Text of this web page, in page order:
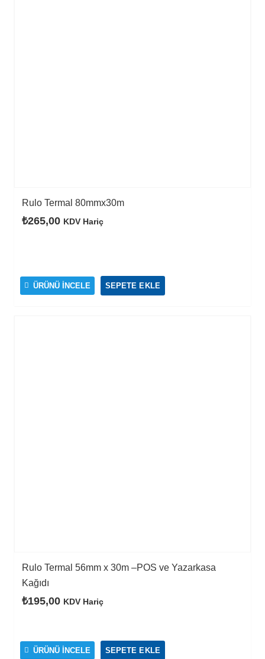
Rulo Termal 80mmx30m
₺265,00 KDV Hariç
ÜRÜNÜ İNCELE SEPETE EKLE
Rulo Termal 56mm x 30m –POS ve Yazarkasa
Kağıdı
₺195,00 KDV Hariç
ÜRÜNÜ İNCELE SEPETE EKLE